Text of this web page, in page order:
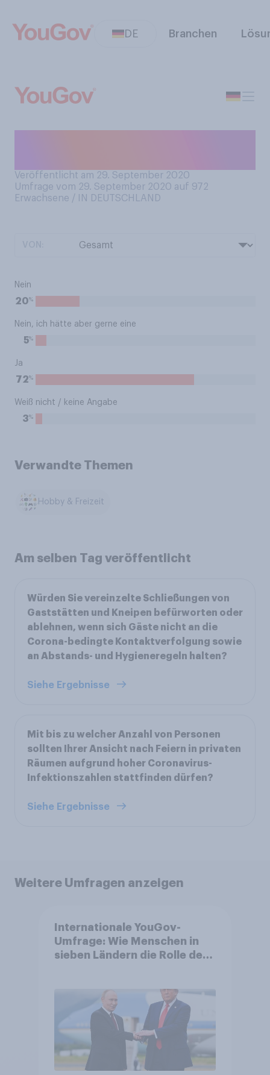
DE Branchen
Veröffentlicht am 29. September 2020
Umfrage vom 29. September 2020 auf 972
Erwachsene / IN DEUTSCHLAND
Nein
20%
Nein, ich hätte aber gerne eine
5%
Ja
72%
Weiß nicht / keine Angabe
3%
Verwandte Themen
Hobby & Freizeit
Am selben Tag veröffentlicht
Würden Sie vereinzelte Schließungen von
Gaststätten und Kneipen befürworten oder
ablehnen, wenn sich Gäste nicht an die
Corona-bedingte Kontaktverfolgung sowie
an Abstands- und Hygieneregeln halten?
Siehe Ergebnisse
Mit bis zu welcher Anzahl von Personen
sollten Ihrer Ansicht nach Feiern in privaten
Räumen aufgrund hoher Coronavirus-
Infektionszahlen stattfinden dürfen?
Siehe Ergebnisse
Weitere Umfragen anzeigen
Internationale YouGov-
Umfrage: Wie Menschen in
sieben Ländern die Rolle der
Bedrohungen und Bündnisse
bewerten